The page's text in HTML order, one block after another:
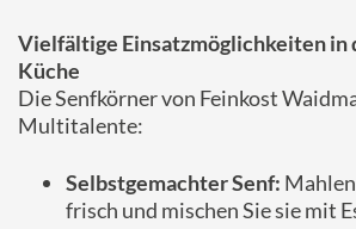
Vielfältige Einsatzmöglichkeiten in
Küche
Die Senfkörner von Feinkost
Multitalente:
Selbstgemachter Senf:
frisch und mischen Sie sie mit